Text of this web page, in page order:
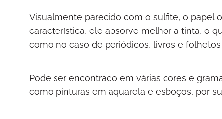
Visualmente parecido com o sulfite, o papel
característica, ele absorve melhor a tinta, o
como no caso de periódicos, livros e folhetos
Pode ser encontrado em várias cores e
como pinturas em aquarela e esboços, por